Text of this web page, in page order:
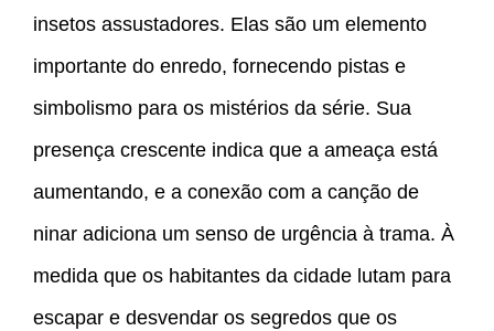
insetos assustadores. Elas são um elemento
importante do enredo, fornecendo pistas e
simbolismo para os mistérios da série. Sua
presença crescente indica que a ameaça está
aumentando, e a conexão com a canção de
ninar adiciona um senso de urgência à trama. À
medida que os habitantes da cidade lutam para
escapar e desvendar os segredos que os